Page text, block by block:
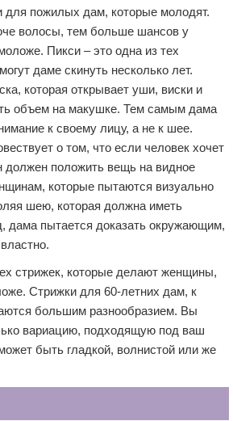
для пожилых дам, которые молодят.
волосы, тем больше шансов у
Пикси – это одна из тех
даме скинуть несколько лет.
которая открывает уши, виски и
объем на макушке. Тем самым дама
к своему лицу, а не к шее.
о том, что если человек хочет
должен положить вещь на видное
которые пытаются визуально
шею, которая должна иметь
дама пытается доказать окружающим,
стрижек, которые делают женщины,
Стрижки для 60-летних дам, к
большим разнообразием. Вы
вариацию, подходящую под ваш
быть гладкой, волнистой или же